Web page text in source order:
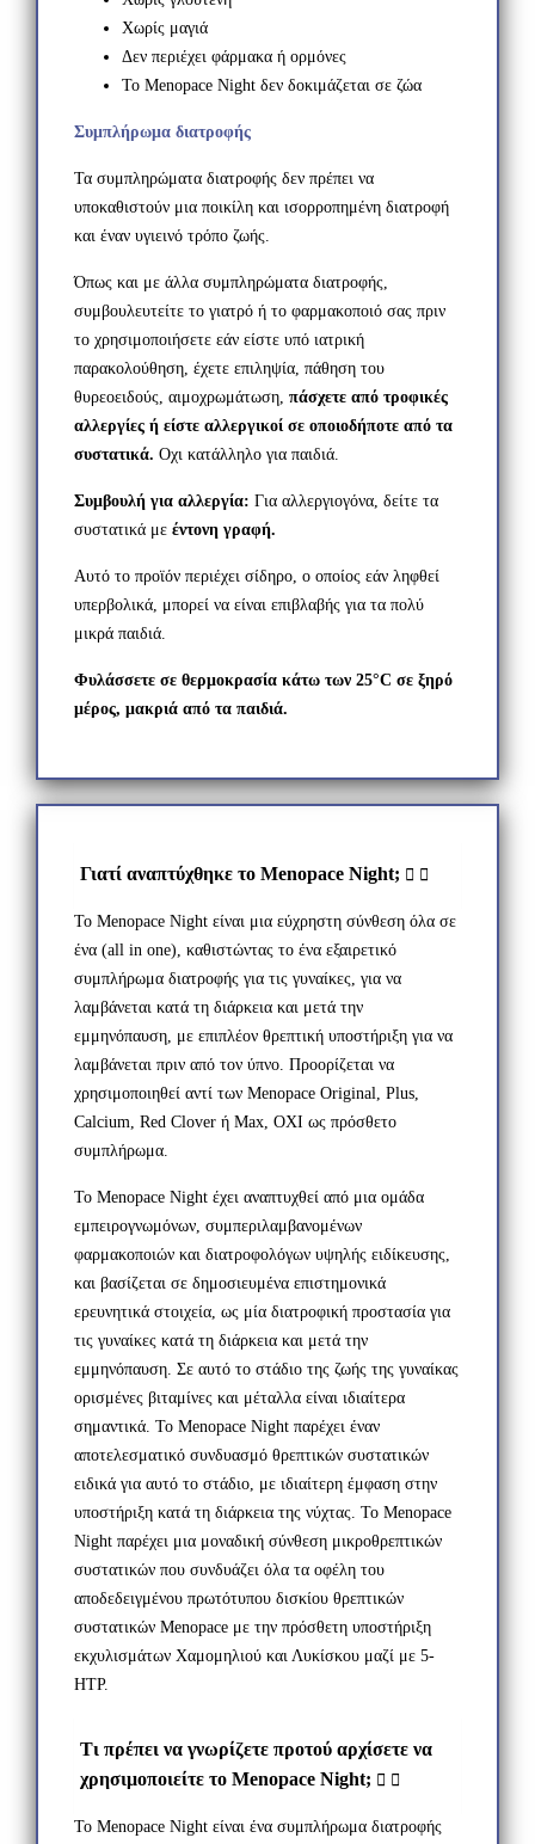
Χωρίς μαγιά
Δεν περιέχει φάρμακα ή ορμόνες
Το Menopace Night δεν δοκιμάζεται σε ζώα
Συμπλήρωμα διατροφής
Τα συμπληρώματα διατροφής δεν πρέπει να
υποκαθιστούν μια ποικίλη και ισορροπημένη διατροφή
και έναν υγιεινό τρόπο ζωής.
Όπως και με άλλα συμπληρώματα διατροφής,
συμβουλευτείτε το γιατρό ή το φαρμακοποιό σας πριν
το χρησιμοποιήσετε εάν είστε υπό ιατρική
παρακολούθηση, έχετε επιληψία, πάθηση του
θυρεοειδούς, αιμοχρωμάτωση, πάσχετε από τροφικές
αλλεργίες ή είστε αλλεργικοί σε οποιοδήποτε από τα
συστατικά. Οχι κατάλληλο για παιδιά.
Συμβουλή για αλλεργία: Για αλλεργιογόνα, δείτε τα
συστατικά με έντονη γραφή.
Αυτό το προϊόν περιέχει σίδηρο, ο οποίος εάν ληφθεί
υπερβολικά, μπορεί να είναι επιβλαβής για τα πολύ
μικρά παιδιά.
Φυλάσσετε σε θερμοκρασία κάτω των 25°C σε ξηρό
μέρος, μακριά από τα παιδιά.
Γιατί αναπτύχθηκε το Menopace Night;
Το Menopace Night είναι μια εύχρηστη σύνθεση όλα σε
ένα (all in one), καθιστώντας το ένα εξαιρετικό
συμπλήρωμα διατροφής για τις γυναίκες, για να
λαμβάνεται κατά τη διάρκεια και μετά την
εμμηνόπαυση, με επιπλέον θρεπτική υποστήριξη για να
λαμβάνεται πριν από τον ύπνο. Προορίζεται να
χρησιμοποιηθεί αντί των Menopace Original, Plus,
Calcium, Red Clover ή Max, ΟΧΙ ως πρόσθετο
συμπλήρωμα.
Το Menopace Night έχει αναπτυχθεί από μια ομάδα
εμπειρογνωμόνων, συμπεριλαμβανομένων
φαρμακοποιών και διατροφολόγων υψηλής ειδίκευσης,
και βασίζεται σε δημοσιευμένα επιστημονικά
ερευνητικά στοιχεία, ως μία διατροφική προστασία για
τις γυναίκες κατά τη διάρκεια και μετά την
εμμηνόπαυση. Σε αυτό το στάδιο της ζωής της γυναίκας
ορισμένες βιταμίνες και μέταλλα είναι ιδιαίτερα
σημαντικά. Το Menopace Night παρέχει έναν
αποτελεσματικό συνδυασμό θρεπτικών συστατικών
ειδικά για αυτό το στάδιο, με ιδιαίτερη έμφαση στην
υποστήριξη κατά τη διάρκεια της νύχτας. Το Menopace
Night παρέχει μια μοναδική σύνθεση μικροθρεπτικών
συστατικών που συνδυάζει όλα τα οφέλη του
αποδεδειγμένου πρωτότυπου δισκίου θρεπτικών
συστατικών Menopace με την πρόσθετη υποστήριξη
εκχυλισμάτων Χαμομηλιού και Λυκίσκου μαζί με 5-
HTP.
Τι πρέπει να γνωρίζετε προτού αρχίσετε να
χρησιμοποιείτε το Menopace Night;
Το Menopace Night είναι ένα συμπλήρωμα διατροφής